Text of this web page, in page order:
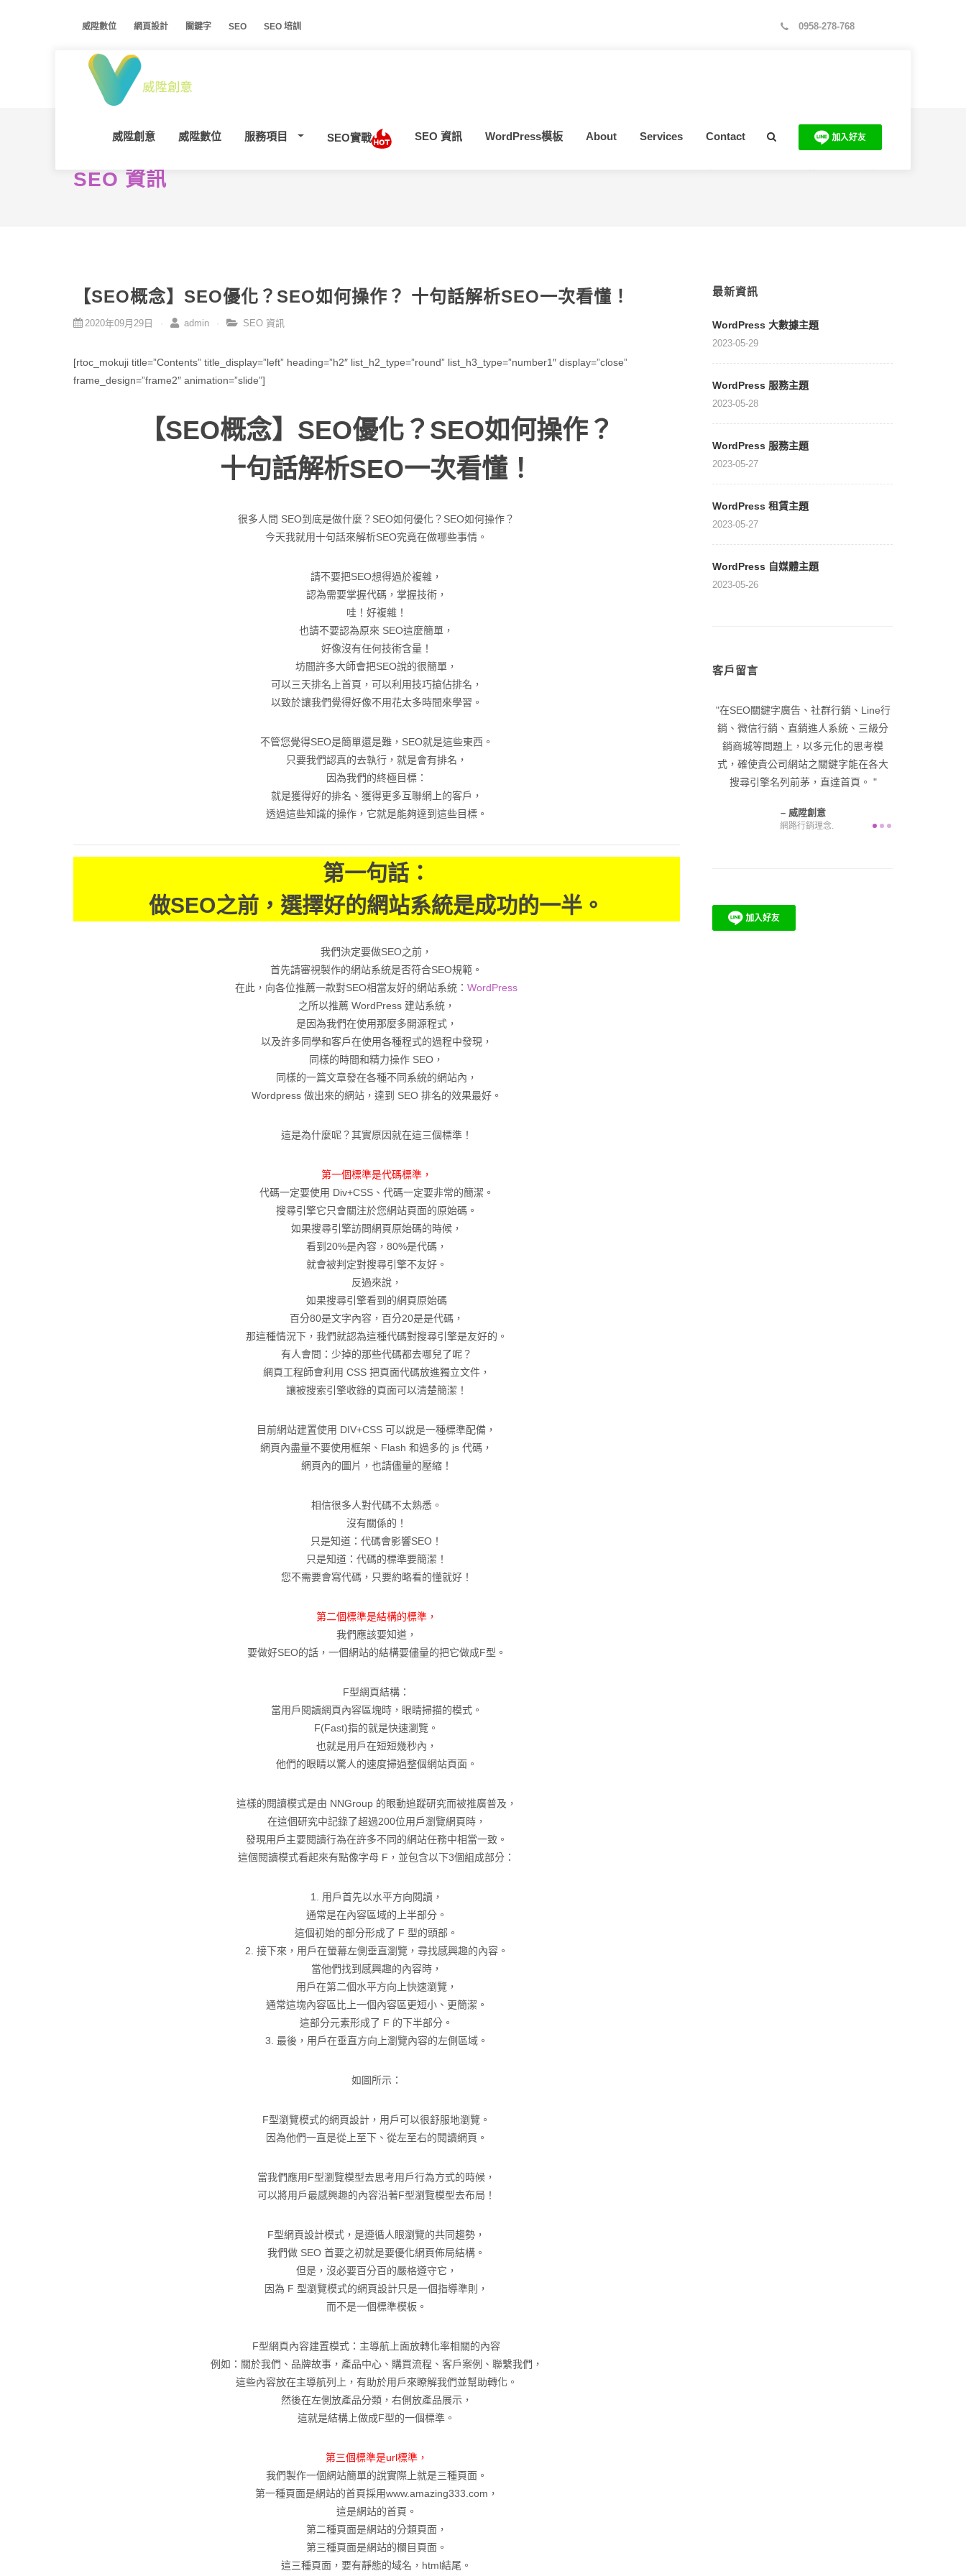
威陞數位 網頁設計 關鍵字 SEO SEO 培訓 0958-278-768
威陞創意 威陞數位 服務項目 SEO實戰 SEO 資訊 WordPress模板 About Services Contact
SEO 資訊
【SEO概念】SEO優化？SEO如何操作？ 十句話解析SEO一次看懂！
2020年09月29日 admin SEO 資訊
[rtoc_mokuji title=”Contents” title_display=”left” heading=”h2″ list_h2_type=”round” list_h3_type=”number1″ display=”close”
frame_design=”frame2″ animation=”slide”]
【SEO概念】SEO優化？SEO如何操作？
十句話解析SEO一次看懂！
很多人問 SEO到底是做什麼？SEO如何優化？SEO如何操作？
今天我就用十句話來解析SEO究竟在做哪些事情。
請不要把SEO想得過於複雜，
認為需要掌握代碼，掌握技術，
哇！好複雜！
也請不要認為原來 SEO這麼簡單，
好像沒有任何技術含量！
坊間許多大師會把SEO說的很簡單，
可以三天排名上首頁，可以利用技巧搶佔排名，
以致於讓我們覺得好像不用花太多時間來學習。
不管您覺得SEO是簡單還是難，SEO就是這些東西。
只要我們認真的去執行，就是會有排名，
因為我們的終極目標：
就是獲得好的排名、獲得更多互聯網上的客戶，
透過這些知識的操作，它就是能夠達到這些目標。
第一句話：
做SEO之前，選擇好的網站系統是成功的一半。
我們決定要做SEO之前，
首先請審視製作的網站系統是否符合SEO規範。
在此，向各位推薦一款對SEO相當友好的網站系統：WordPress
之所以推薦 WordPress 建站系統，
是因為我們在使用那麼多開源程式，
以及許多同學和客戶在使用各種程式的過程中發現，
同樣的時間和精力操作 SEO，
同樣的一篇文章發在各種不同系統的網站內，
Wordpress 做出來的網站，達到 SEO 排名的效果最好。
這是為什麼呢？其實原因就在這三個標準！
第一個標準是代碼標準，
代碼一定要使用 Div+CSS、代碼一定要非常的簡潔。
搜尋引擎它只會關注於您網站頁面的原始碼。
如果搜尋引擎訪問網頁原始碼的時候，
看到20%是內容，80%是代碼，
就會被判定對搜尋引擎不友好。
反過來說，
如果搜尋引擎看到的網頁原始碼
百分80是文字內容，百分20是是代碼，
那這種情況下，我們就認為這種代碼對搜尋引擎是友好的。
有人會問：少掉的那些代碼都去哪兒了呢？
網頁工程師會利用 CSS 把頁面代碼放進獨立文件，
讓被搜索引擎收錄的頁面可以清楚簡潔！
目前網站建置使用 DIV+CSS 可以說是一種標準配備，
網頁內盡量不要使用框架、Flash 和過多的 js 代碼，
網頁內的圖片，也請儘量的壓縮！
相信很多人對代碼不太熟悉。
沒有關係的！
只是知道：代碼會影響SEO！
只是知道：代碼的標準要簡潔！
您不需要會寫代碼，只要約略看的懂就好！
第二個標準是結構的標準，
我們應該要知道，
要做好SEO的話，一個網站的結構要儘量的把它做成F型。
F型網頁結構：
當用戶閱讀網頁內容區塊時，眼睛掃描的模式。
F(Fast)指的就是快速瀏覽。
也就是用戶在短短幾秒內，
他們的眼睛以驚人的速度掃過整個網站頁面。
這樣的閱讀模式是由 NNGroup 的眼動追蹤研究而被推廣普及，
在這個研究中記錄了超過200位用戶瀏覽網頁時，
發現用戶主要閱讀行為在許多不同的網站任務中相當一致。
這個閱讀模式看起來有點像字母 F，並包含以下3個組成部分：
1. 用戶首先以水平方向閱讀，
通常是在內容區域的上半部分。
這個初始的部分形成了 F 型的頭部。
2. 接下來，用戶在螢幕左側垂直瀏覽，尋找感興趣的內容。
當他們找到感興趣的內容時，
用戶在第二個水平方向上快速瀏覽，
通常這塊內容區比上一個內容區更短小、更簡潔。
這部分元素形成了 F 的下半部分。
3. 最後，用戶在垂直方向上瀏覽內容的左側區域。
如圖所示：
F型瀏覽模式的網頁設計，用戶可以很舒服地瀏覽。
因為他們一直是從上至下、從左至右的閱讀網頁。
當我們應用F型瀏覽模型去思考用戶行為方式的時候，
可以將用戶最感興趣的內容沿著F型瀏覽模型去布局！
F型網頁設計模式，是遵循人眼瀏覽的共同趨勢，
我們做 SEO 首要之初就是要優化網頁佈局結構。
但是，沒必要百分百的嚴格遵守它，
因為 F 型瀏覽模式的網頁設計只是一個指導準則，
而不是一個標準模板。
F型網頁內容建置模式：主導航上面放轉化率相關的內容
例如：關於我們、品牌故事，產品中心、購買流程、客戶案例、聯繫我們，
這些內容放在主導航列上，有助於用戶來瞭解我們並幫助轉化。
然後在左側放產品分類，右側放產品展示，
這就是結構上做成F型的一個標準。
第三個標準是url標準，
我們製作一個網站簡單的說實際上就是三種頁面。
第一種頁面是網站的首頁採用www.amazing333.com，
這是網站的首頁。
第二種頁面是網站的分類頁面，
第三種頁面是網站的欄目頁面。
這三種頁面，要有靜態的域名，html結尾。
最新資訊
WordPress 大數據主題
2023-05-29
WordPress 服務主題
2023-05-28
WordPress 服務主題
2023-05-27
WordPress 租賃主題
2023-05-27
WordPress 自媒體主題
2023-05-26
客戶留言
Nana以十餘年行業資深經驗，已帶領
造個人品牌，走向行業頂峰。 給自己一
個機會，成功距離你近在咫尺，困難由
奇異恩典數位創意為您解決！
威陞創意
在品牌優化與品牌戰略方面，以擠身進
入網路名牌，吸引潛在客戶為目標，擴
展公司業務，為貴公司增進公司營收及
產值，產生收益。
網頁設計.